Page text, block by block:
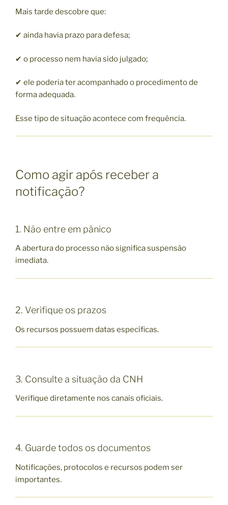
Mais tarde descobre que:
✔ ainda havia prazo para defesa;
✔ o processo nem havia sido julgado;
✔ ele poderia ter acompanhado o procedimento de
forma adequada.
Esse tipo de situação acontece com frequência.
Como agir após receber a
notificação?
1. Não entre em pânico
A abertura do processo não significa suspensão
imediata.
2. Verifique os prazos
Os recursos possuem datas específicas.
3. Consulte a situação da CNH
Verifique diretamente nos canais oficiais.
4. Guarde todos os documentos
Notificações, protocolos e recursos podem ser
importantes.